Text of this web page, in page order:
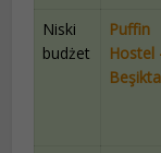
Niski
budżet
Puffin
Hostel